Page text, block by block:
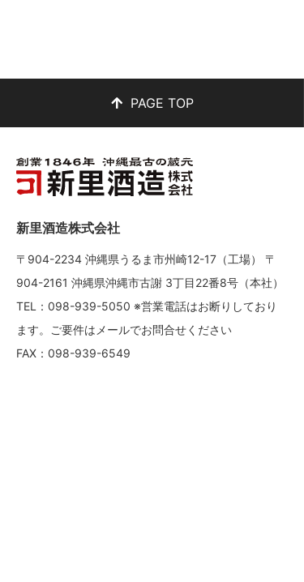
PAGE TOP
新里酒造株式会社
〒904-2234 沖縄県うるま市州崎12-17（工場） 〒
904-2161 沖縄県沖縄市古謝 3丁目22番8号（本社）
TEL：098-939-5050 ※営業電話はお断りしており
ます。ご要件はメールでお問合せください
FAX：098-939-6549